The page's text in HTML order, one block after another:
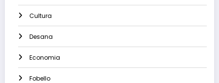
Cultura
Desana
Economia
Fobello